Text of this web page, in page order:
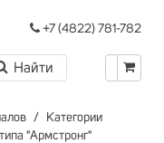
+7 (4822) 781-782
Категории
"Армстронг"